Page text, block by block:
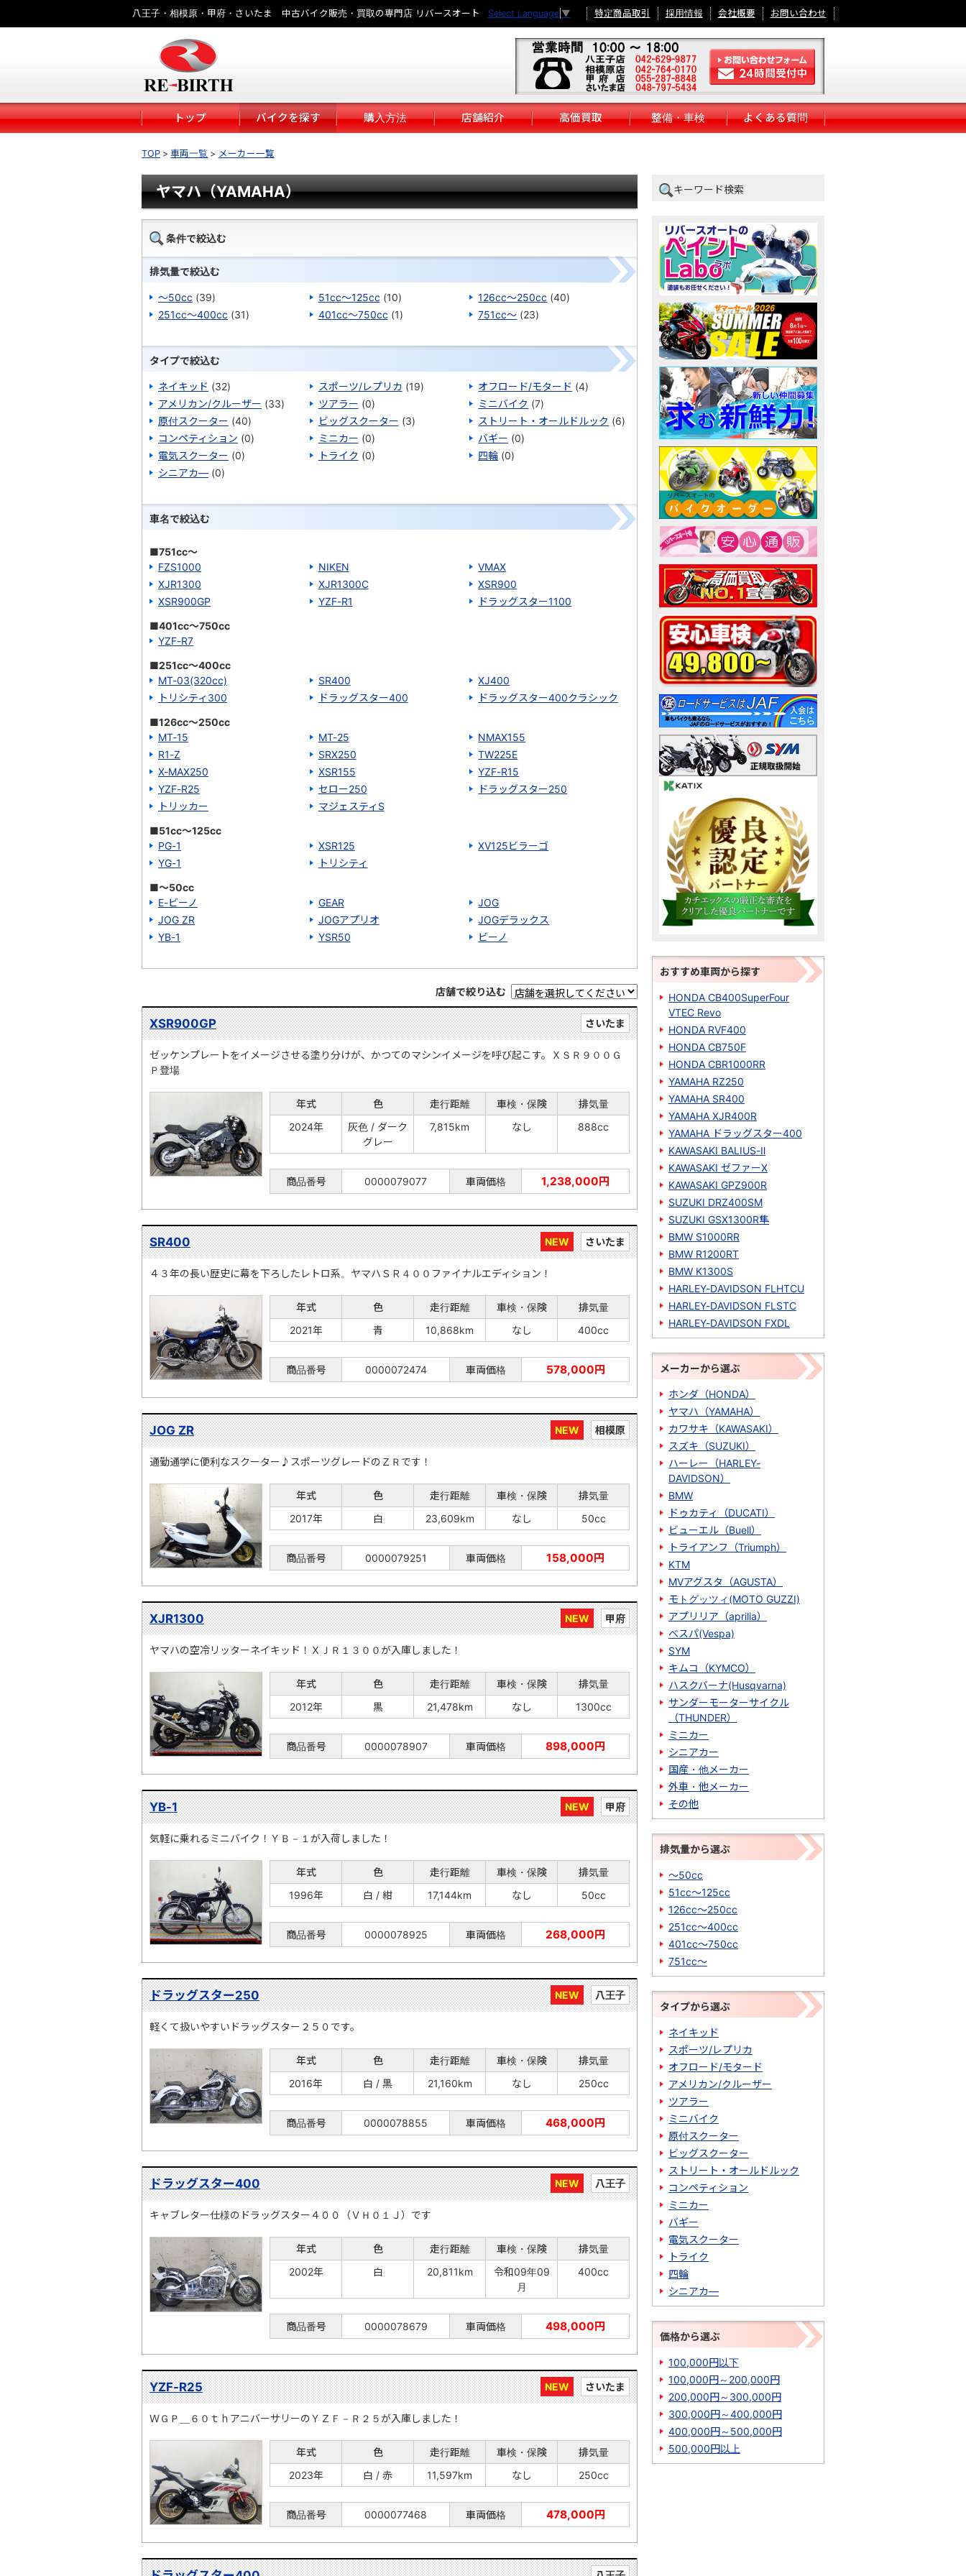
八王子・相模原・甲府・さいたま 中古バイク販売・買取の専門店 リバースオート Select Language ▼ 特定商品取引 採用情報 会社概要 お問い合わせ
トップ バイクを探す 購入方法 店舗紹介 高価買取 整備・車検 よくある質問
TOP 車両一覧 メーカー一覧
ヤマハ（YAMAHA）
条件で絞込む
排気量で絞込む
～50cc (39) 51cc～125cc (10) 126cc～250cc (40)
251cc～400cc (31) 401cc～750cc (1) 751cc～ (23)
タイプで絞込む
ネイキッド (32) スポーツ/レプリカ (19) オフロード/モタード (4)
アメリカン/クルーザー (33) ツアラー (0) ミニバイク (7)
原付スクーター (40) ビッグスクーター (3) ストリート・オールドルック (6)
コンペティション (0) ミニカー (0) バギー (0)
電気スクーター (0) トライク (0) 四輪 (0)
シニアカ― (0)
車名で絞込む
■751cc～
FZS1000
NIKEN
VMAX
XJR1300
XJR1300C
XSR900
XSR900GP
YZF-R1
ドラッグスター1100
■401cc～750cc
YZF-R7
■251cc～400cc
MT-03(320cc)
SR400
XJ400
トリシティ300
ドラッグスター400
ドラッグスター400クラシック
■126cc～250cc
MT-15
MT-25
NMAX155
R1-Z
SRX250
TW225E
X-MAX250
XSR155
YZF-R15
YZF-R25
セロー250
ドラッグスター250
トリッカー
マジェスティS
■51cc～125cc
PG-1
XSR125
XV125ビラーゴ
YG-1
トリシティ
■～50cc
E-ビーノ
GEAR
JOG
JOG ZR
JOGアプリオ
JOGデラックス
YB-1
YSR50 ビーノ
店舗で絞り込む
さいたま
XSR900GP
ゼッケンプレートをイメージさせる塗り分けが、かつてのマシンイメージを呼び起こす。ＸＳＲ９００Ｇ
Ｐ登場
年式 色 走行距離 車検・保険
排気量
2024年
灰色 / ダーク
グレー
7,815km なし 888cc
商品番号 0000079077 車両価格 1,238,000円
NEW さいたま
SR400
４３年の長い歴史に幕を下ろしたレトロ系。ヤマハＳＲ４００ファイナルエディション！
年式 色 走行距離 車検・保険
排気量
2021年
青 10,868km なし 400cc
商品番号 0000072474 車両価格 578,000円
NEW 相模原
JOG ZR
通勤通学に便利なスクーター♪スポーツグレードのＺＲです！
年式 色 走行距離 車検・保険
排気量
2017年
白 23,609km なし 50cc
商品番号 0000079251 車両価格 158,000円
NEW 甲府
XJR1300
ヤマハの空冷リッターネイキッド！ＸＪＲ１３００が入庫しました！
年式 色 走行距離 車検・保険
排気量
2012年
黒 21,478km なし 1300cc
商品番号 0000078907 車両価格 898,000円
NEW 甲府
YB-1
気軽に乗れるミニバイク！ＹＢ－１が入荷しました！
年式 色 走行距離 車検・保険
排気量
1996年
白 / 紺 17,144km なし 50cc
商品番号 0000078925 車両価格 268,000円
NEW 八王子
ドラッグスター250
軽くて扱いやすいドラッグスター２５０です。
年式 色 走行距離 車検・保険
排気量
2016年
白 / 黒 21,160km なし 250cc
商品番号 0000078855 車両価格 468,000円
NEW 八王子
ドラッグスター400
キャブレター仕様のドラッグスター４００（ＶＨ０１Ｊ）です
年式 色 走行距離 車検・保険
排気量
2002年
白 20,811km
令和09年09
月
400cc
商品番号 0000078679 車両価格 498,000円
NEW さいたま
YZF-R25
ＷＧＰ＿６０ｔｈアニバーサリーのＹＺＦ－Ｒ２５が入庫しました！
年式 色 走行距離 車検・保険
排気量
2023年
白 / 赤 11,597km なし 250cc
商品番号 0000077468 車両価格 478,000円
キーワード検索
おすすめ車両から探す
HONDA CB400SuperFour
VTEC Revo
HONDA RVF400
HONDA CB750F
HONDA CBR1000RR
YAMAHA RZ250
YAMAHA SR400
YAMAHA XJR400R
YAMAHA ドラッグスター400
KAWASAKI BALIUS-Ⅱ
KAWASAKI ゼファーΧ
KAWASAKI GPZ900R
SUZUKI DRZ400SM
SUZUKI GSX1300R隼
BMW S1000RR
BMW R1200RT
BMW K1300S
HARLEY-DAVIDSON FLHTCU
HARLEY-DAVIDSON FLSTC
HARLEY-DAVIDSON FXDL
メーカーから選ぶ
ホンダ（HONDA）
ヤマハ（YAMAHA）
カワサキ（KAWASAKI）
スズキ（SUZUKI）
ハーレー（HARLEY-
DAVIDSON）
BMW
ドゥカティ（DUCATI）
ビューエル（Buell）
トライアンフ（Triumph）
KTM
MVアグスタ（AGUSTA）
モトグッツィ(MOTO GUZZI)
アプリリア（aprilia）
ベスパ(Vespa)
SYM
キムコ（KYMCO）
ハスクバーナ(Husqvarna)
サンダーモーターサイクル
（THUNDER）
ミニカー
シニアカー
国産・他メーカー
外車・他メーカー
その他
排気量から選ぶ
～50cc
51cc～125cc
126cc～250cc
251cc～400cc
401cc～750cc
751cc～
タイプから選ぶ
ネイキッド
スポーツ/レプリカ
オフロード/モタード
アメリカン/クルーザー
ツアラー
ミニバイク
原付スクーター
ビッグスクーター
ストリート・オールドルック
コンペティション
ミニカー
バギー
電気スクーター
トライク
四輪
シニアカ―
価格から選ぶ
100,000円以下
100,000円～200,000円
200,000円～300,000円
300,000円～400,000円
400,000円～500,000円
500,000円以上